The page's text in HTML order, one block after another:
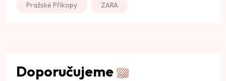
Pražské Příkopy ZARA
Doporučujeme